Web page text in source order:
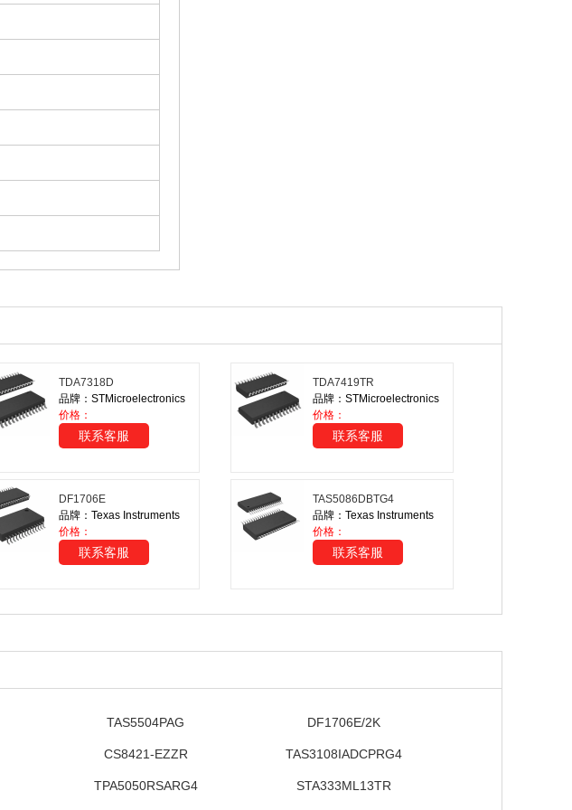
TDA7318D
品牌：STMicroelectronics
价格：
联系客服
TDA7419TR
品牌：STMicroelectronics
价格：
联系客服
DF1706E
品牌：Texas Instruments
价格：
联系客服
TAS5086DBTG4
品牌：Texas Instruments
价格：
联系客服
TAS5504PAG DF1706E/2K
CS8421-EZZR TAS3108IADCPRG4
TPA5050RSARG4 STA333ML13TR